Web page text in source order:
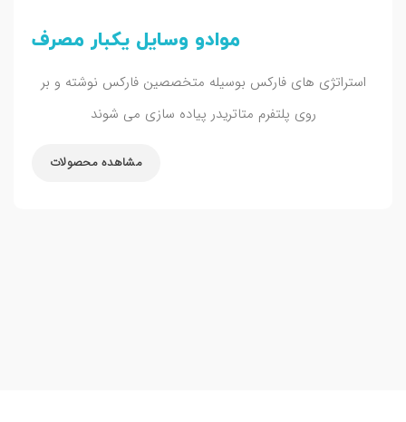
موادو وسایل یکبار مصرف
استراتژی های فارکس بوسیله متخصصین فارکس نوشته و بر
روی پلتفرم متاتریدر پیاده سازی می شوند
مشاهده محصولات